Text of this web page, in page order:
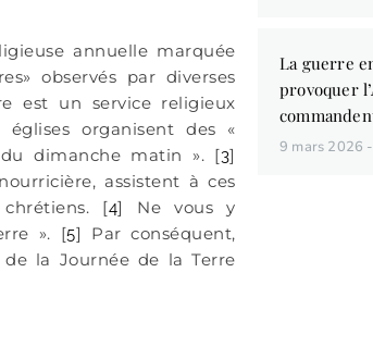
annuelle marquée
observés par diverses
est un service religieux
organisent des «
dimanche matin ». [3]
assistent à ces
[4] Ne vous y
». [5] Par conséquent,
la Journée de la Terre
La guerre
provoquer
9 mars 2026